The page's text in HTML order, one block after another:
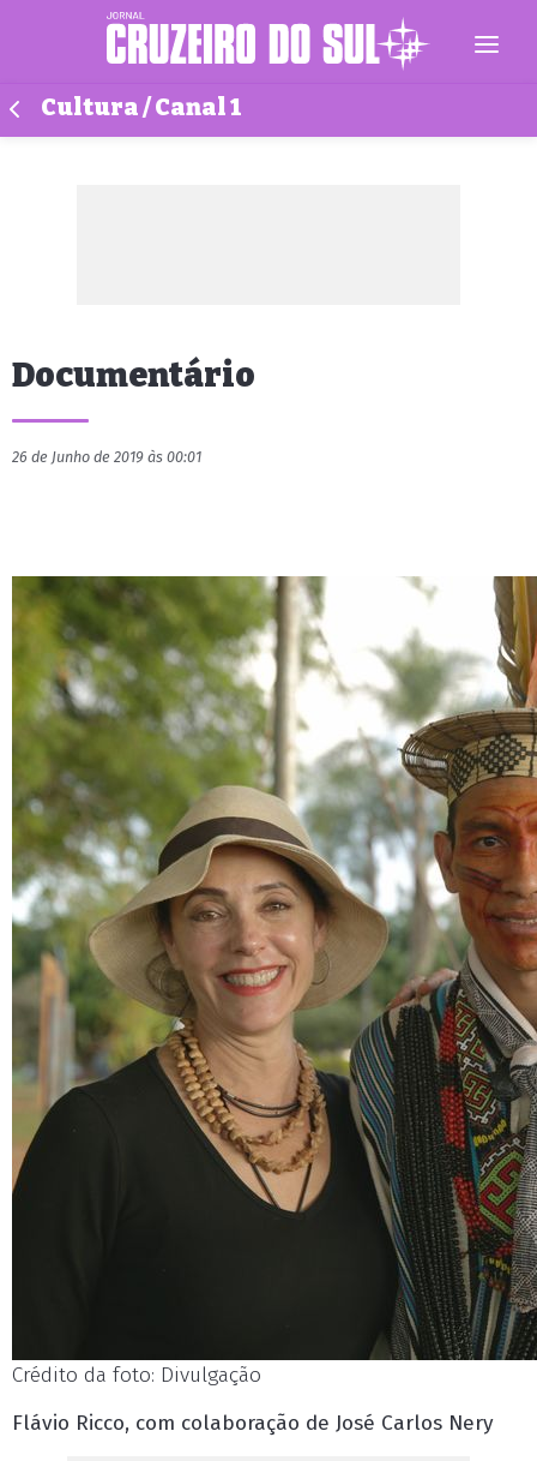
Cultura / Canal 1
Documentário
26 de Junho de 2019 às 00:01
Crédito da foto: Divulgação
Flávio Ricco, com colaboração de José Carlos Nery